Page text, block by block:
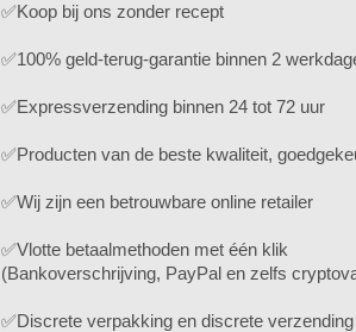
✅Koop bij ons zonder recept
✅100% geld-terug-garantie binnen 2
✅Expressverzending binnen 24 tot 72 uur
✅Producten van de beste kwaliteit,
✅Wij zijn een betrouwbare online retailer
✅Vlotte betaalmethoden met één klik
(Bankoverschrijving, PayPal en zelfs
✅Discrete verpakking en discrete verzending